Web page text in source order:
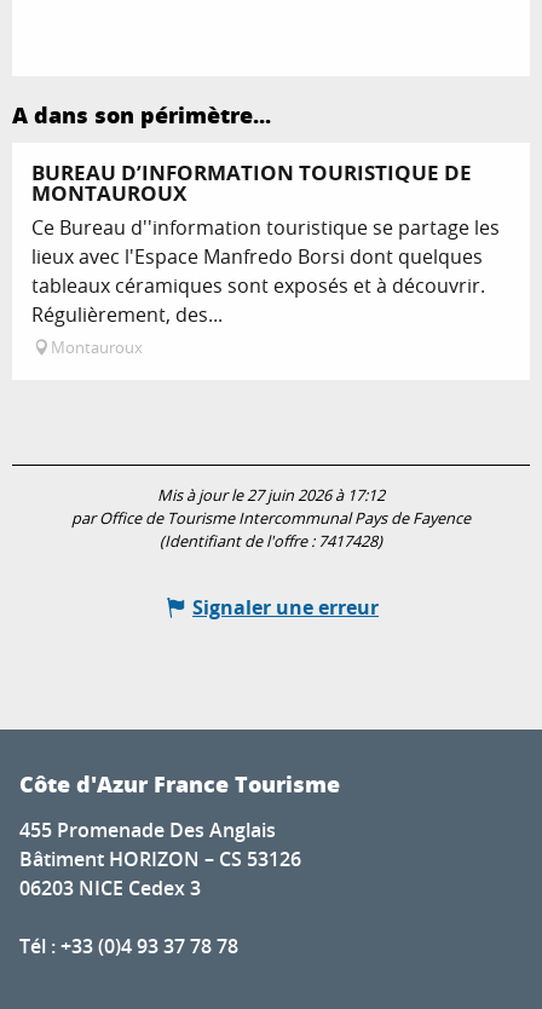
A dans son périmètre...
BUREAU D’INFORMATION TOURISTIQUE DE
MONTAUROUX
Ce Bureau d''information touristique se partage les
lieux avec l'Espace Manfredo Borsi dont quelques
tableaux céramiques sont exposés et à découvrir.
Régulièrement, des...
Montauroux
Mis à jour le 27 juin 2026 à 17:12
par Office de Tourisme Intercommunal Pays de Fayence
(Identifiant de l'offre : 7417428)
Signaler une erreur
Côte d'Azur France Tourisme
455 Promenade Des Anglais
Bâtiment HORIZON – CS 53126
06203 NICE Cedex 3
Tél : +33 (0)4 93 37 78 78